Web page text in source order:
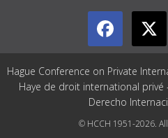
Hague Conference on Private
Haye de droit international privé
Derecho
© HCCH 1951-2026.